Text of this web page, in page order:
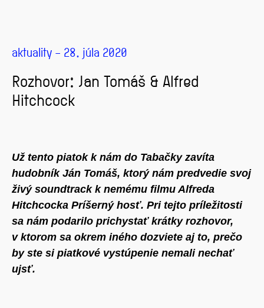
aktuality – 28. júla 2020
Rozhovor: Jan Tomáš & Alfred
Hitchcock
Už tento piatok k nám do Tabačky zavíta
hudobník Ján Tomáš, ktorý nám predvedie svoj
živý soundtrack k nemému filmu Alfreda
Hitchcocka Príšerný hosť. Pri tejto príležitosti
sa nám podarilo prichystať krátky rozhovor,
v ktorom sa okrem iného dozviete aj to, prečo
by ste si piatkové vystúpenie nemali nechať
ujsť.